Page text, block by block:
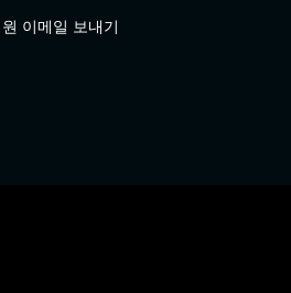
이메일 보내기